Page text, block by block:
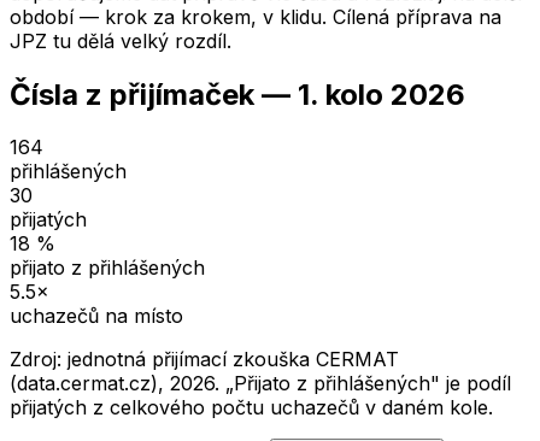
období — krok za krokem, v klidu. Cílená příprava na
JPZ tu dělá velký rozdíl.
Čísla z přijímaček — 1. kolo 2026
164
přihlášených
30
přijatých
18 %
přijato z přihlášených
5.5×
uchazečů na místo
Zdroj: jednotná přijímací zkouška CERMAT
(data.cermat.cz), 2026. „Přijato z přihlášených" je podíl
přijatých z celkového počtu uchazečů v daném kole.